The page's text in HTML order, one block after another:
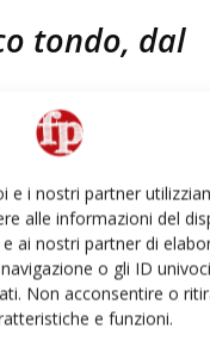
e i nostri partner
alle informazioni del
ai nostri partner di
o gli ID
Non acconsentire o
e funzioni.
tondo, dal
oltre
Lusia. E da sempre ha
con resistenza a
averesemi non
si segnala